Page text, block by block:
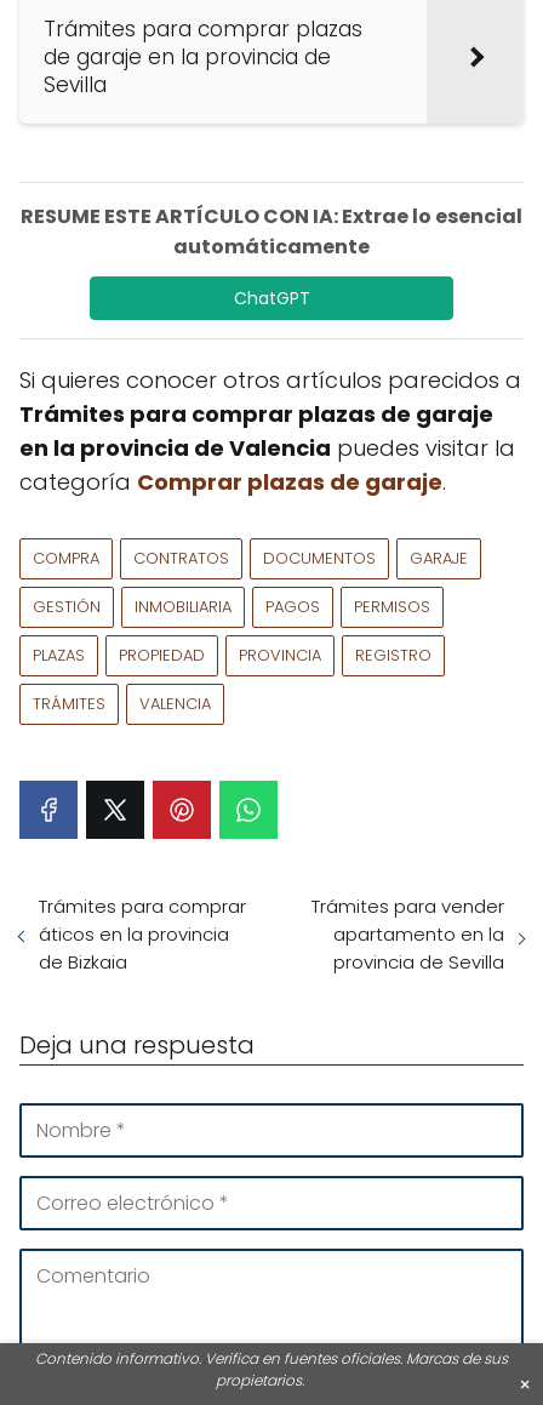
Trámites para comprar plazas
de garaje en la provincia de
Sevilla
RESUME ESTE ARTÍCULO CON IA: Extrae lo esencial
automáticamente
ChatGPT
Si quieres conocer otros artículos parecidos a
Trámites para comprar plazas de garaje
en la provincia de Valencia puedes visitar la
categoría Comprar plazas de garaje.
COMPRA CONTRATOS DOCUMENTOS GARAJE
GESTIÓN INMOBILIARIA PAGOS PERMISOS
PLAZAS PROPIEDAD PROVINCIA REGISTRO
TRÁMITES VALENCIA
Trámites para comprar
áticos en la provincia
de Bizkaia
Trámites para vender
apartamento en la
provincia de Sevilla
Deja una respuesta
Contenido informativo. Verifica en fuentes oficiales. Marcas de sus
propietarios.
×